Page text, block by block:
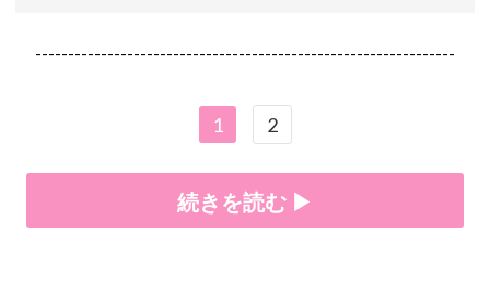
----------------------------------------------------------------
1 2
続きを読む ▶